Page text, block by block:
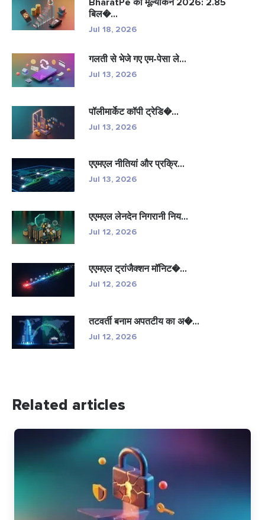
BharatPe का मूल्यांकन 2026: 2.85
बिल�...
Jul 18, 2026
गलती से भेजे गए एम-पेसा ले...
Jul 13, 2026
पॉलीमार्केट कॉपी ट्रेडि�...
Jul 13, 2026
एएमएल नीतियां और प्रक्रि...
Jul 13, 2026
एएमएल लेनदेन निगरानी निय...
Jul 12, 2026
एएमएल ट्रांजैक्शन मॉनिट�...
Jul 12, 2026
तटवर्ती बनाम अपतटीय का अ�...
Jul 12, 2026
Related articles